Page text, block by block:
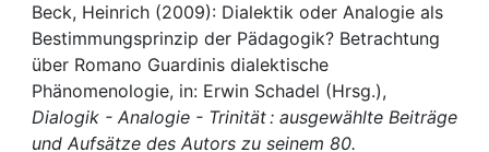
My FIS
Help
Beck, Heinrich (2009): Dialektik oder Analogie als
Bestimmungsprinzip der Pädagogik? Betrachtung
über Romano Guardinis dialektische
Phänomenologie, in: Erwin Schadel (Hrsg.),
Dialogik - Analogie - Trinität : ausgewählte Beiträge
und Aufsätze des Autors zu seinem 80.